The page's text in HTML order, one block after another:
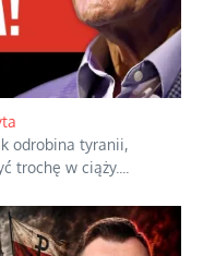
alternatywa dla